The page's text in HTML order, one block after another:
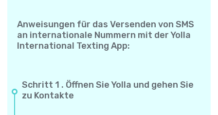
Anweisungen für das Versenden von SMS
an internationale Nummern mit der Yolla
International Texting App:
Schritt 1 . Öffnen Sie Yolla und gehen Sie
zu Kontakte